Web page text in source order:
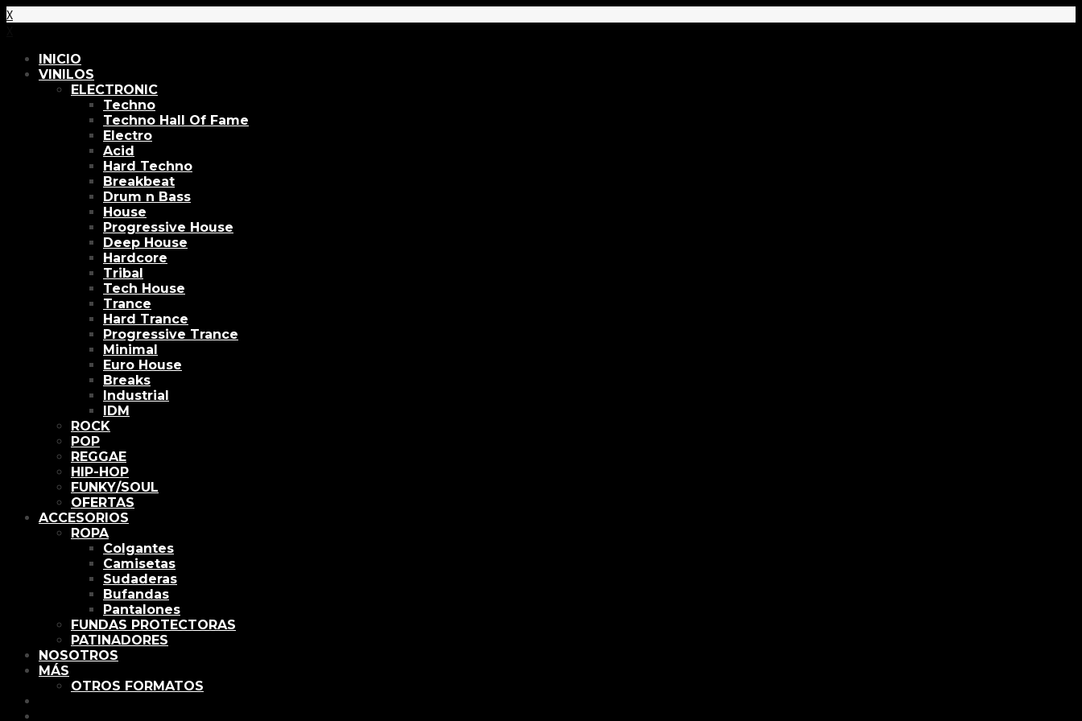
X
INICIO
VINILOS
ELECTRONIC
Techno
Techno Hall Of Fame
Electro
Acid
Hard Techno
Breakbeat
Drum n Bass
House
Progressive House
Deep House
Hardcore
Tribal
Tech House
Trance
Hard Trance
Progressive Trance
Minimal
Euro House
Breaks
Industrial
IDM
ROCK
POP
REGGAE
HIP-HOP
FUNKY/SOUL
OFERTAS
ACCESORIOS
ROPA
Colgantes
Camisetas
Sudaderas
Bufandas
Pantalones
FUNDAS PROTECTORAS
PATINADORES
NOSOTROS
MÁS
OTROS FORMATOS